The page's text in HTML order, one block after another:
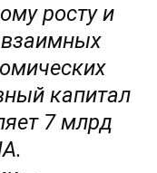
росту и
капитал
7 млрд